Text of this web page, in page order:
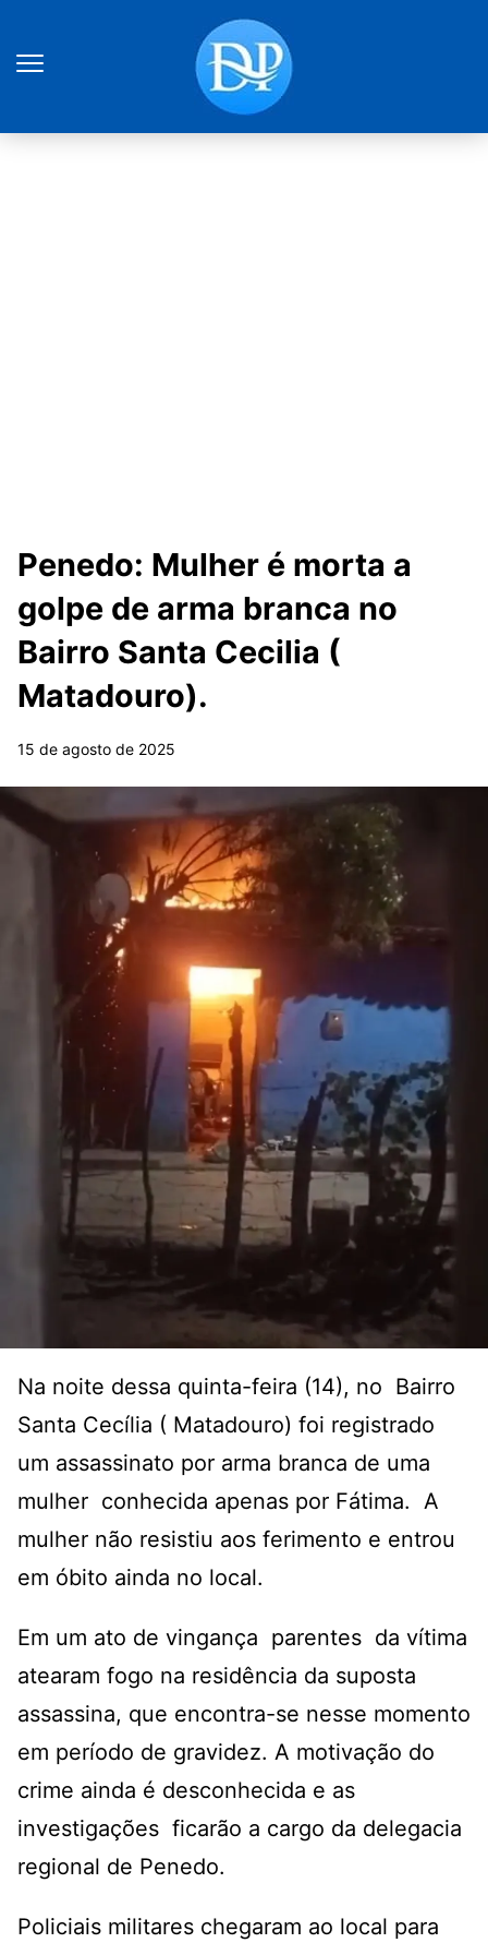
Penedo: Mulher é morta a
golpe de arma branca no
Bairro Santa Cecilia (
Matadouro).
15 de agosto de 2025
Na noite dessa quinta-feira (14), no Bairro
Santa Cecília ( Matadouro) foi registrado
um assassinato por arma branca de uma
mulher conhecida apenas por Fátima. A
mulher não resistiu aos ferimento e entrou
em óbito ainda no local.
Em um ato de vingança parentes da vítima
atearam fogo na residência da suposta
assassina, que encontra-se nesse momento
em período de gravidez. A motivação do
crime ainda é desconhecida e as
investigações ficarão a cargo da delegacia
regional de Penedo.
Policiais militares chegaram ao local para